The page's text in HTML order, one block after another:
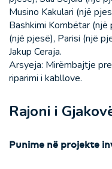
Musino Kakulari (një
Bashkimi Kombëtar (një
(një pjesë), Parisi (një
Jakup Ceraja.
Arsyeja: Mirëmbajtje
riparimi i kabllove.
Rajoni i
Punime në projekte